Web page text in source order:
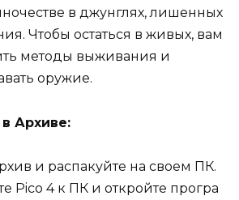
в джунглях, лишенных
Чтобы остаться в живых, вам
методы выживания и
оружие.
Архиве:
и распакуйте на своем ПК.
Pico 4 к ПК и откройте програ